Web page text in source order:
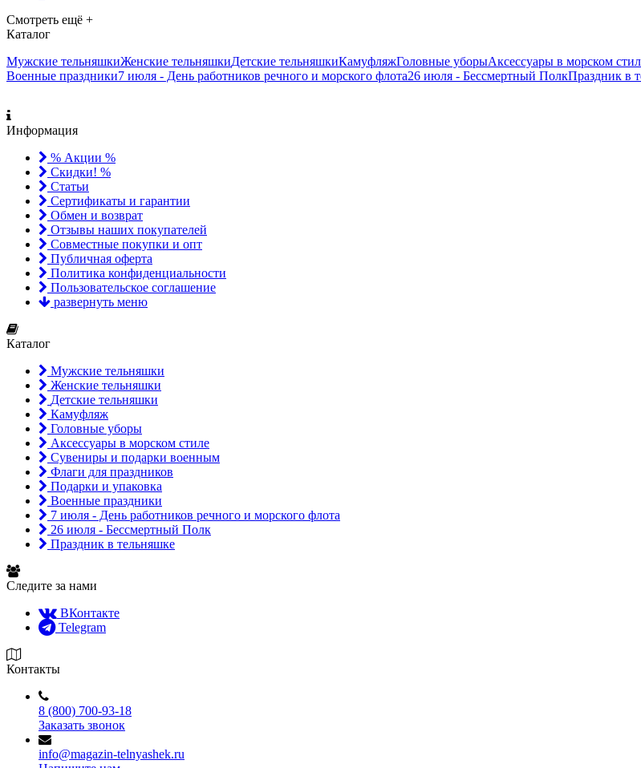
Смотреть ещё +
Каталог
Мужские тельняшкиЖенские тельняшкиДетские тельняшкиКамуфляжГоловные уборыАксессуары в морском
Военные праздники7 июля - День работников речного и морского флота26 июля - Бессмертный ПолкПраздник в
Информация
% Акции %
Скидки! %
Статьи
Сертификаты и гарантии
Обмен и возврат
Отзывы наших покупателей
Совместные покупки и опт
Публичная оферта
Политика конфиденциальности
Пользовательское соглашение
развернуть меню
Каталог
Мужские тельняшки
Женские тельняшки
Детские тельняшки
Камуфляж
Головные уборы
Аксессуары в морском стиле
Сувениры и подарки военным
Флаги для праздников
Подарки и упаковка
Военные праздники
7 июля - День работников речного и морского флота
26 июля - Бессмертный Полк
Праздник в тельняшке
Следите за нами
ВКонтакте
Telegram
Контакты
8 (800) 700-93-18
Заказать звонок
info@magazin-telnyashek.ru